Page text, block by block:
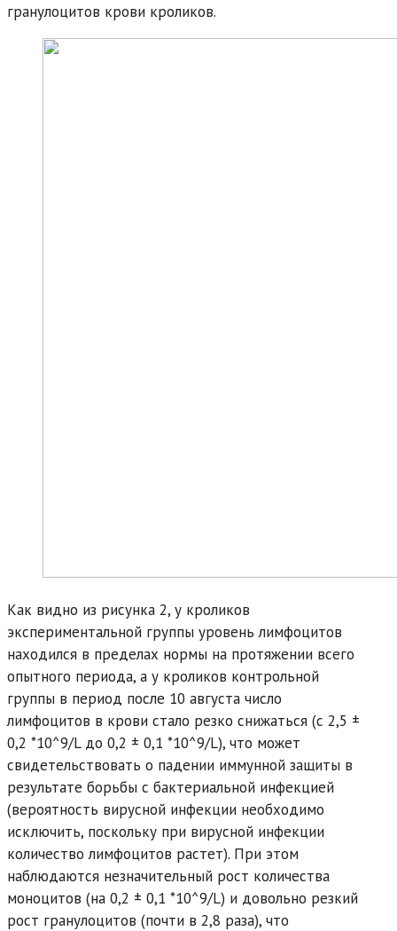
гранулоцитов крови кроликов.
Как видно из рисунка 2, у кроликов
экспериментальной группы уровень лимфоцитов
находился в пределах нормы на протяжении всего
опытного периода, а у кроликов контрольной
группы в период после 10 августа число
лимфоцитов в крови стало резко снижаться (с 2,5 ±
0,2 *10^9/L до 0,2 ± 0,1 *10^9/L), что может
свидетельствовать о падении иммунной защиты в
результате борьбы с бактериальной инфекцией
(вероятность вирусной инфекции необходимо
исключить, поскольку при вирусной инфекции
количество лимфоцитов растет). При этом
наблюдаются незначительный рост количества
моноцитов (на 0,2 ± 0,1 *10^9/L) и довольно резкий
рост гранулоцитов (почти в 2,8 раза), что